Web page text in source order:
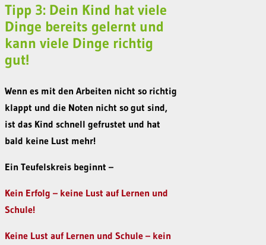
Tipp 3: Dein Kind hat viele
Dinge bereits gelernt und
kann viele Dinge richtig
gut!
Wenn es mit den Arbeiten nicht so richtig
klappt und die Noten nicht so gut sind,
ist das Kind schnell gefrustet und hat
bald keine Lust mehr!
Ein Teufelskreis beginnt –
Kein Erfolg – keine Lust auf Lernen und
Schule!
Keine Lust auf Lernen und Schule – kein